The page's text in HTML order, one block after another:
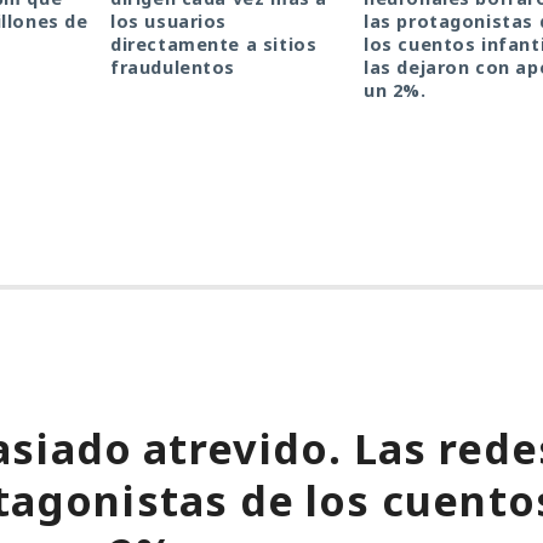
de
los usuarios
directamente a sitios
fraudulentos
las protagonistas
los cuentos
las dejaron con
un 2%.
atrevido. Las
de los